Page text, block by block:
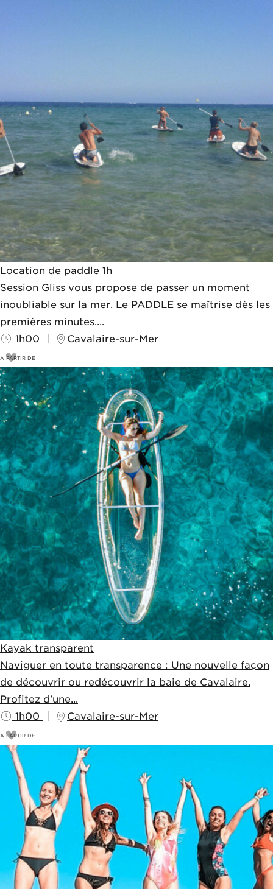
Location de paddle 1h
Session Gliss vous propose de passer un moment
inoubliable sur la mer. Le PADDLE se maîtrise dès les
premières minutes....
1h00
Cavalaire-sur-Mer
A PARTIR DE
14€
15€
Kayak transparent
Naviguer en toute transparence : Une nouvelle façon
de découvrir ou redécouvrir la baie de Cavalaire.
Profitez d'une...
1h00
Cavalaire-sur-Mer
A PARTIR DE
14€
15€